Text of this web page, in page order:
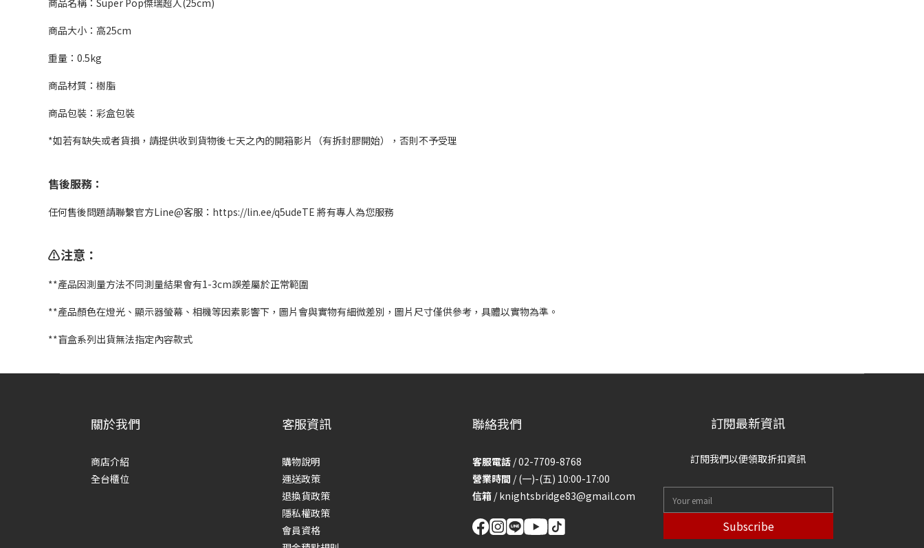
商品名稱：Super Pop傑瑞超人(25cm)
商品大小：高25cm
重量：0.5kg
商品材質：樹脂
商品包裝：彩盒包裝
*如若有缺失或者貨損，請提供收到貨物後七天之內的開箱影片（有拆封膠開始），否則不予受理
售後服務：
任何售後問題請聯繫官方Line@客服：https://lin.ee/q5udeTE 將有專人為您服務
⚠️注意：
**產品因測量方法不同測量結果會有1-3cm誤差屬於正常範圍
**產品顏色在燈光、顯示器螢幕、相機等因素影響下，圖片會與實物有細微差別，圖片尺寸僅供參考，具體以實物為準。
**盲盒系列出貨無法指定內容款式
關於我們
商店介紹
全台櫃位
客服資訊
購物說明
運送政策
退換貨政策
隱私權政策
會員資格
聯絡我們
客服電話 / 02-7709-8768
營業時間 / (一)-(五) 10:00-17:00
信箱 /knightsbridge83@gmail.com
訂閱最新資訊
訂閱我們以便領取折扣資訊
Subscribe